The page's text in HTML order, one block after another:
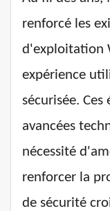
renforcé les
d'exploitation
expérience
sécurisée.
avancées
nécessité
renforcer la
de sécurité